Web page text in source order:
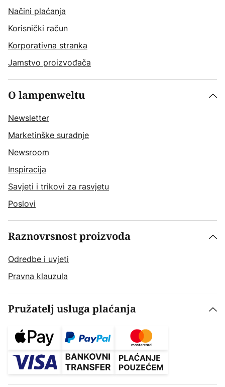
Načini plaćanja
Korisnički račun
Korporativna stranka
Jamstvo proizvođača
O lampenweltu
Newsletter
Marketinške suradnje
Newsroom
Inspiracija
Savjeti i trikovi za rasvjetu
Poslovi
Raznovrsnost proizvoda
Odredbe i uvjeti
Pravna klauzula
Pružatelj usluga plaćanja